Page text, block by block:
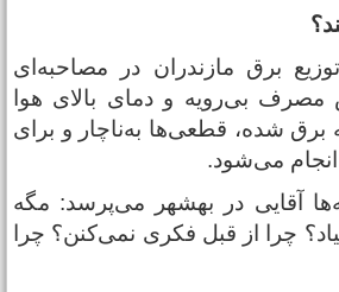
برق مازندران در مصاحبه‌ای
بی‌رویه و دمای بالای هوا
شده، قطعی‌ها به‌ناچار و برای
می‌شود.
آقایی در بهشهر می‌پرسد: مگه
چرا از قبل فکری نمی‌کنن؟ چرا